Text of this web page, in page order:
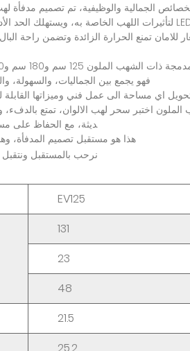
الجمالية والوظيفية، تم تصميم مدفأة
لتأثيرات اللهب الخاصة به، ويستهلك الحد
للامان تمنع الحرارة الزائدة وتضمن راحة
ذات الشهب الملون 125 سم و180 سم و200 سم
فهو يجمع بين الجماليات، والسهولة،
اي مساحة الى عمل فني وميزاتها القابلة
الملون اختبر سحر لهب الالوان، تمتع بالدفء،
ديثة، مع الحفاظ على
هذا هو مستقبل تصميم المدفأة،
نرحب بالمستقبل ونتقبل
EV125
131
23
48
21.5